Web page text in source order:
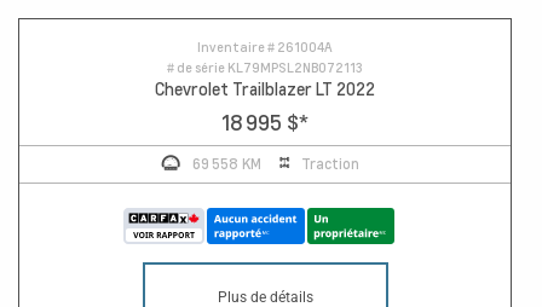
Inventaire # 261004A
# de série KL79MPSL2NB072113
Chevrolet Trailblazer LT 2022
18 995 $*
69 558 KM Traction
Plus de détails